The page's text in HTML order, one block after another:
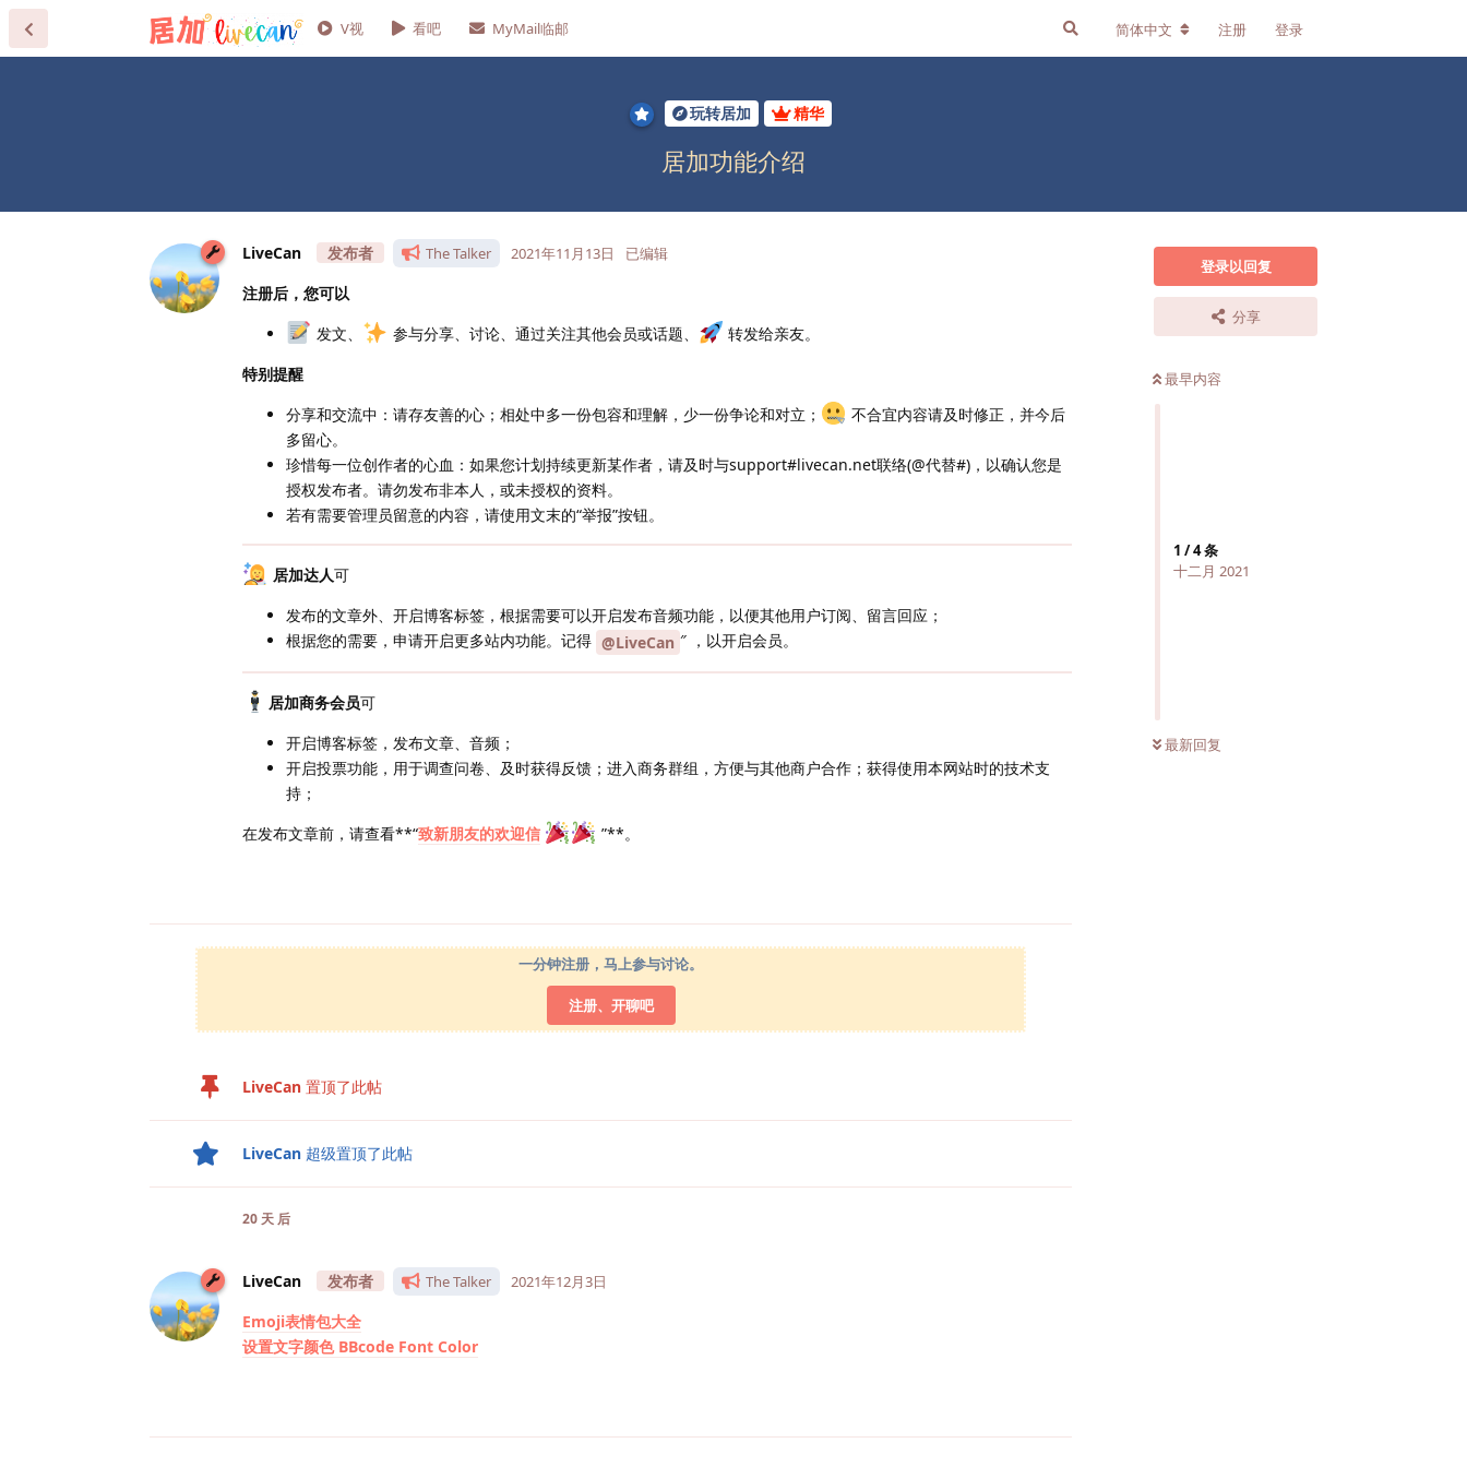
V视 看吧 MyMail临邮 简体中文 注册 登录
玩转居加 精华
居加功能介绍
登录以回复
分享
最早内容
1 /4条
十二月 2021
最新回复
LiveCan The Talker 2021年11月13日 已编辑
注册后，您可以
发文、
参与分享、讨论、通过关注其他会员或话题、
转发给亲友。
特别提醒
分享和交流中：请存友善的心；相处中多一份包容和理解，少一份争论和对立；
不合宜内容请及时修正，并今后
多留心。
珍惜每一位创作者的心血：如果您计划持续更新某作者，请及时与support#livecan.net联络(@代替#)，以确认您是
授权发布者。请勿发布非本人，或未授权的资料。
若有需要管理员留意的内容，请使用文末的“举报”按钮。
居加达人可
发布的文章外、开启博客标签，根据需要可以开启发布音频功能，以便其他用户订阅、留言回应；
根据您的需要，申请开启更多站内功能。记得 @LiveCan ″ ，以开启会员。
居加商务会员可
开启博客标签，发布文章、音频；
开启投票功能，用于调查问卷、及时获得反馈；进入商务群组，方便与其他商户合作；获得使用本网站时的技术支
持；
在发布文章前，请查看**“致新朋友的欢迎信 ”**。
一分钟注册，马上参与讨论。
注册、开聊吧
LiveCan 置顶了此帖
LiveCan 超级置顶了此帖
20 天 后
LiveCan The Talker 2021年12月3日
Emoji表情包大全
设置文字颜色 BBcode Font Color